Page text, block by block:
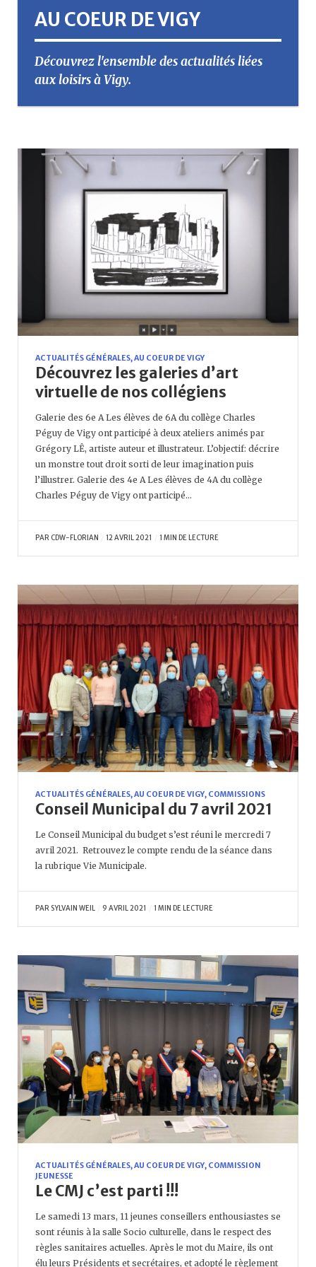
AU COEUR DE VIGY
Découvrez l'ensemble des actualités liées
aux loisirs à Vigy.
ACTUALITÉS GÉNÉRALES,AU COEUR DE VIGY
Découvrez les galeries d’art
virtuelle de nos collégiens
Galerie des 6e A Les élèves de 6A du collège Charles
Péguy de Vigy ont participé à deux ateliers animés par
Grégory LÊ, artiste auteur et illustrateur. L’objectif: décrire
un monstre tout droit sorti de leur imagination puis
l’illustrer. Galerie des 4e A Les élèves de 4A du collège
Charles Péguy de Vigy ont participé…
PAR CDW-FLORIAN 12 AVRIL 2021 1 MIN DE LECTURE
ACTUALITÉS GÉNÉRALES,AU COEUR DE VIGY, COMMISSIONS
Conseil Municipal du 7 avril 2021
Le Conseil Municipal du budget s’est réuni le mercredi 7
avril 2021. Retrouvez le compte rendu de la séance dans
la rubrique Vie Municipale.
PAR SYLVAIN WEIL 9 AVRIL 2021 1 MIN DE LECTURE
ACTUALITÉS GÉNÉRALES, AU COEUR DE VIGY, COMMISSION
JEUNESSE
Le CMJ c’est parti !!!
Le samedi 13 mars, 11 jeunes conseillers enthousiastes se
sont réunis à la salle Socio culturelle, dans le respect des
règles sanitaires actuelles. Après le mot du Maire, ils ont
élu leurs Présidents et secrétaires, et adopté le règlement